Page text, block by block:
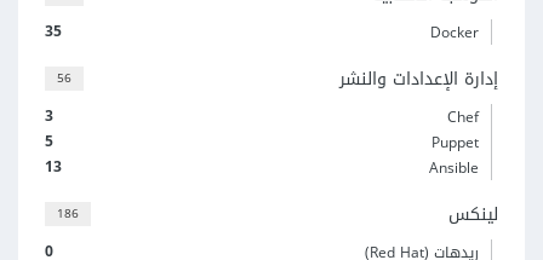
35 Docker
56 إدارة الإعدادات والنشر
3
Chef
5
Puppet
13
Ansible
186 لينكس
0 ريدهات (Red Hat)